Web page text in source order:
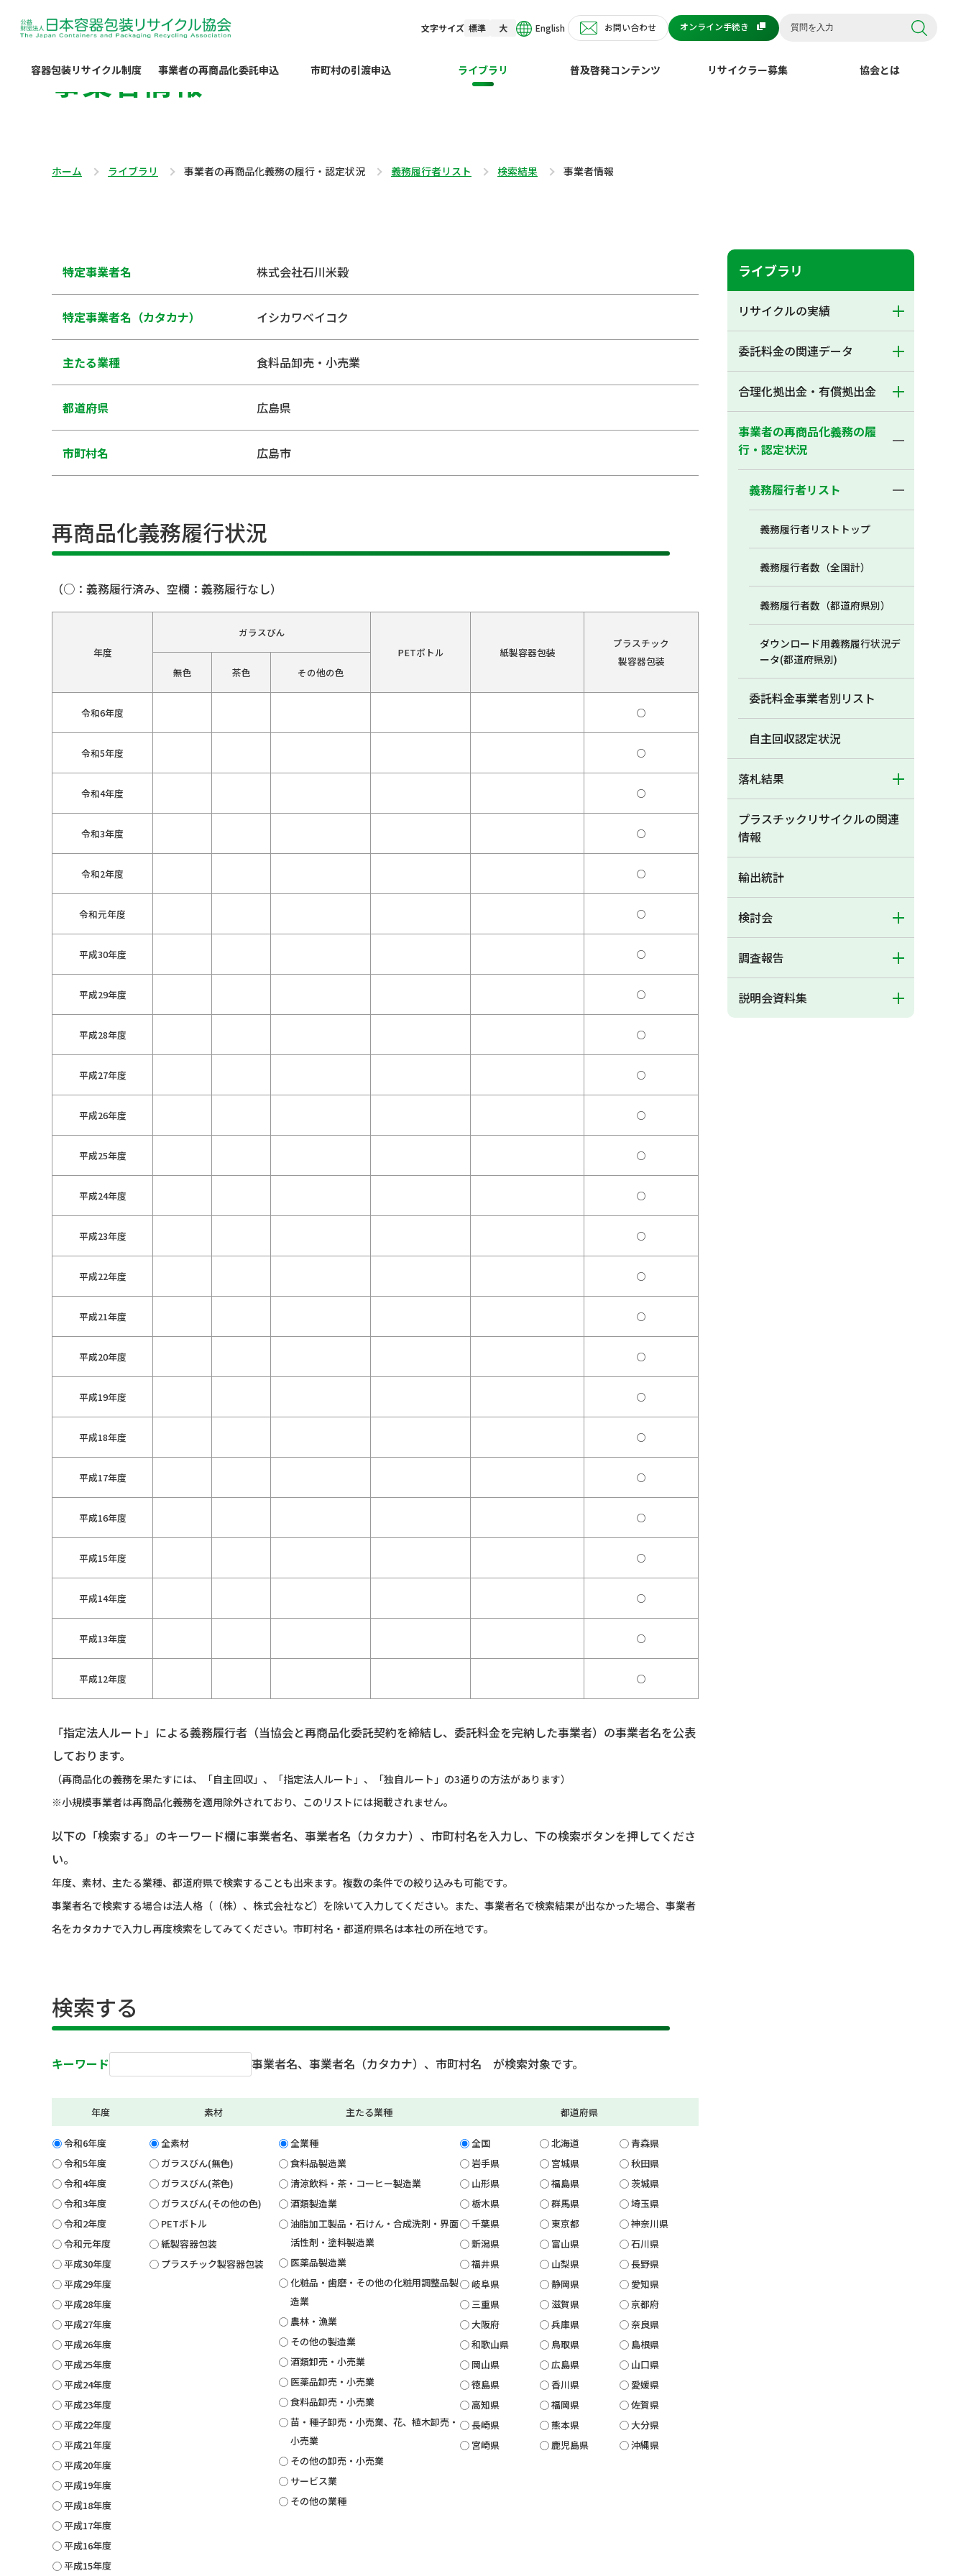
文字サイズ 標準 大 English お問い合わせ オンライン手続き
容器包装リサイクル制度 事業者の再商品化委託申込 市町村の引渡申込 ライブラリ 普及啓発コンテンツ リサイクラー募集 協会とは
事業者情報
ホーム ライブラリ 事業者の再商品化義務の履行・認定状況 義務履行者リスト 検索結果 事業者情報
特定事業者名 株式会社石川米穀
特定事業者名（カタカナ） イシカワベイコク
主たる業種 食料品卸売・小売業
都道府県 広島県
市町村名 広島市
再商品化義務履行状況
（○：義務履行済み、空欄：義務履行なし）
年度
ガラスびん
PETボトル
紙製容器包装
プラスチック
製容器包装
無色
茶色 その他の色
令和6年度 ○
令和5年度 ○
令和4年度 ○
令和3年度 ○
令和2年度 ○
令和元年度 ○
平成30年度 ○
平成29年度 ○
平成28年度 ○
平成27年度 ○
平成26年度 ○
平成25年度 ○
平成24年度 ○
平成23年度 ○
平成22年度 ○
平成21年度 ○
平成20年度 ○
平成19年度 ○
平成18年度 ○
平成17年度 ○
平成16年度 ○
平成15年度 ○
平成14年度 ○
平成13年度 ○
平成12年度 ○
「指定法人ルート」による義務履行者（当協会と再商品化委託契約を締結し、委託料金を完納した事業者）の事業者名を公表
しております。
（再商品化の義務を果たすには、「自主回収」、「指定法人ルート」、「独自ルート」の3通りの方法があります）
※小規模事業者は再商品化義務を適用除外されており、このリストには掲載されません。
以下の「検索する」のキーワード欄に事業者名、事業者名（カタカナ）、市町村名を入力し、下の検索ボタンを押してくださ
い。
年度、素材、主たる業種、都道府県で検索することも出来ます。複数の条件での絞り込みも可能です。
事業者名で検索する場合は法人格（（株）、株式会社など）を除いて入力してください。また、事業者名で検索結果が出なかった場合、事業者
名をカタカナで入力し再度検索をしてみてください。市町村名・都道府県名は本社の所在地です。
検索する
キーワード 事業者名、事業者名（カタカナ）、市町村名 が検索対象です。
年度
令和6年度
令和5年度
令和4年度
令和3年度
令和2年度
令和元年度
平成30年度
平成29年度
平成28年度
平成27年度
平成26年度
平成25年度
平成24年度
平成23年度
平成22年度
平成21年度
平成20年度
平成19年度
平成18年度
平成17年度
平成16年度
平成15年度
素材
全素材
ガラスびん(無色)
ガラスびん(茶色)
ガラスびん(その他の色)
PETボトル
紙製容器包装
プラスチック製容器包装
主たる業種
全業種
食料品製造業
清涼飲料・茶・コーヒー製造業
酒類製造業
油脂加工製品・石けん・合成洗剤・界面
活性剤・塗料製造業
医薬品製造業
化粧品・歯磨・その他の化粧用調整品製
造業
農林・漁業
その他の製造業
酒類卸売・小売業
医薬品卸売・小売業
食料品卸売・小売業
苗・種子卸売・小売業、花、植木卸売・
小売業
その他の卸売・小売業
サービス業
その他の業種
都道府県
全国 北海道
青森県
岩手県
宮城県
秋田県
山形県
福島県
茨城県
栃木県
群馬県
埼玉県
千葉県
東京都
神奈川県
新潟県
富山県
石川県
福井県
山梨県
長野県
岐阜県
静岡県
愛知県
三重県
滋賀県
京都府
大阪府
兵庫県
奈良県
和歌山県
鳥取県
島根県
岡山県
広島県
山口県
徳島県
香川県
愛媛県
高知県
福岡県
佐賀県
長崎県
熊本県
大分県
宮崎県
鹿児島県 沖縄県
ライブラリ
リサイクルの実績
委託料金の関連データ
合理化拠出金・有償拠出金
事業者の再商品化義務の履
行・認定状況
義務履行者リスト
義務履行者リストトップ
義務履行者数（全国計）
義務履行者数（都道府県別）
ダウンロード用義務履行状況デ
ータ(都道府県別)
委託料金事業者別リスト
自主回収認定状況
落札結果
プラスチックリサイクルの関連
情報
輸出統計
検討会
調査報告
説明会資料集